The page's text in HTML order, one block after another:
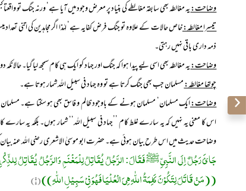
وضاحت:یہ مغالطہ بھی سابقہ مغالطے کی بنیاد پر معرض وجود میں آیا ہے‘ ورنہ جنگ تو
تیسرا مغالطہ:خاص حالات کے علاوہ تو جنگ فرض کفایہ ہے‘ لہٰذا اگر مجاہدین کی اتنی
ذمہ داری باقی نہیں رہتی۔
وضاحت:یہ مغالطہ بھی اسی لیے پیدا ہوا کہ جنگ اور جہاد کو ایک ہی کام سمجھ لیا گیا۔
چوتھا مغالطہ:مسلمان جب بھی جنگ کرتا ہے تو وہ جہاد فی سبیل اللہ شمار ہوتا ہے۔
وضاحت:ایک مسلمان‘ مسلمان ہونے کے باوجود ظالم و فاسق بھی ہو سکتا ہے۔
اس کا معنی یہ نہیں کہ یہ سارے غلط کام ’’جہاد فی سبیل اللہ‘‘ شمار ہوں۔ بلکہ یہ
وضاحت حدیث میں اس طرح بیان ہوئی ہے۔ حضرت ابو موسیٰ الاشعری رضی اللہ عنہ
جَائَ رَجُلٌ اِلَی النَّبِیِّ ﷺ فَقَالَ: الرَّجُلُ یُقَاتِلُ لِلْمَغْنَمِ وَالرَّجُلُ یُقَاتِلُ
((مَنْ قَاتَلَ لِتَکُوْنَ کَلِمَۃُ اللّٰہِ ھِیَ الْعُلْیَا فَھُوَ فِیْ سَبِیْلِ اللّٰہِ))(۱)